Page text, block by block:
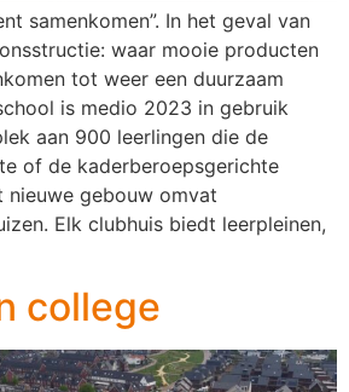
samenkomen”. In het geval van
waar mooie producten
tot weer een duurzaam
is medio 2023 in gebruik
aan 900 leerlingen die de
of de kaderberoepsgerichte
nieuwe gebouw omvat
Elk clubhuis biedt leerpleinen,
college